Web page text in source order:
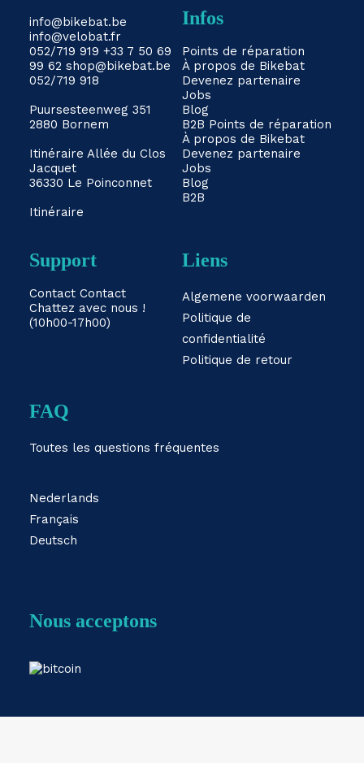
info@bikebat.be
info@velobat.fr
052/719 919 +33 7 50 69
99 62 shop@bikebat.be
052/719 918
Puursesteenweg 351
2880 Bornem
Itinéraire Allée du Clos
Jacquet
36330 Le Poinconnet
Itinéraire
Infos
Points de réparation
À propos de Bikebat
Devenez partenaire
Jobs
Blog
B2B Points de réparation
À propos de Bikebat
Devenez partenaire
Jobs
Blog
B2B
Support
Contact Contact
Chattez avec nous !
(10h00-17h00)
Liens
Algemene voorwaarden
Politique de
confidentialité
Politique de retour
FAQ
Toutes les questions fréquentes
Nederlands
Français
Deutsch
Nous acceptons